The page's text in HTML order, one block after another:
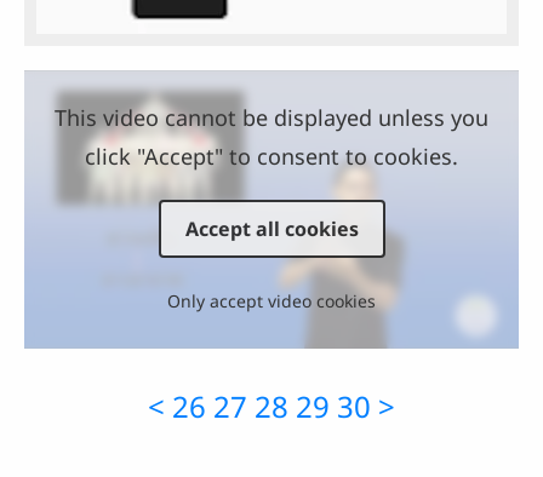
This video cannot be displayed unless you
click "Accept" to consent to cookies.
Accept all cookies
Only accept video cookies
< 26 27 28 29 30 >